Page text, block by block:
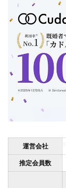
運営会社
推定会員数